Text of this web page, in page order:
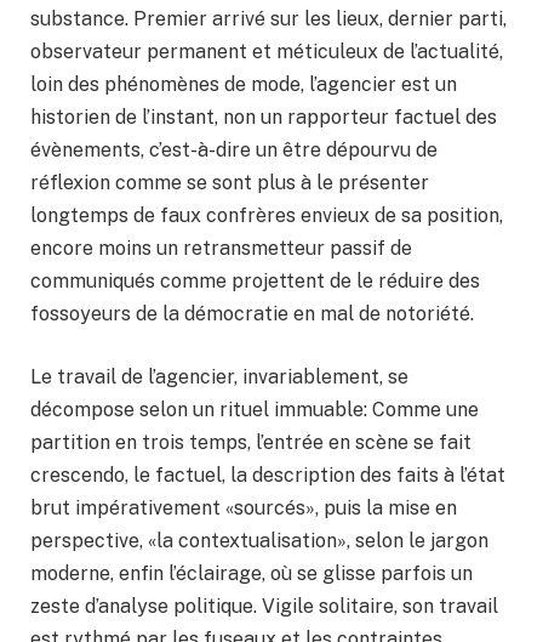
substance. Premier arrivé sur les lieux, dernier parti,
observateur permanent et méticuleux de l’actualité,
loin des phénomènes de mode, l’agencier est un
historien de l’instant, non un rapporteur factuel des
évènements, c’est-à-dire un être dépourvu de
réflexion comme se sont plus à le présenter
longtemps de faux confrères envieux de sa position,
encore moins un retransmetteur passif de
communiqués comme projettent de le réduire des
fossoyeurs de la démocratie en mal de notoriété.
Le travail de l’agencier, invariablement, se
décompose selon un rituel immuable: Comme une
partition en trois temps, l’entrée en scène se fait
crescendo, le factuel, la description des faits à l’état
brut impérativement «sourcés», puis la mise en
perspective, «la contextualisation», selon le jargon
moderne, enfin l’éclairage, où se glisse parfois un
zeste d’analyse politique. Vigile solitaire, son travail